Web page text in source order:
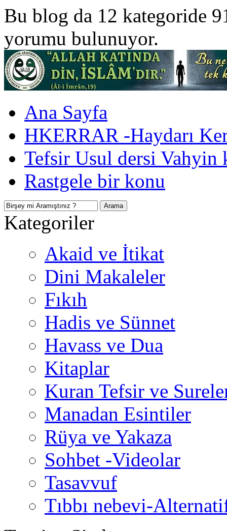
Bu blog da 12 kategoride
yorumu bulunuyor.
Ana Sayfa
HKERRAR -Haydarı
Tefsir Usul dersi Vahyin
Rastgele bir konu
Kategoriler
Akaid ve İtikat
Dini Makaleler
Fıkıh
Hadis ve Sünnet
Havass ve Dua
Kitaplar
Kuran Tefsir ve
Manadan Esintiler
Rüya ve Yakaza
Sohbet -Videolar
Tasavvuf
Tıbbı nebevi-